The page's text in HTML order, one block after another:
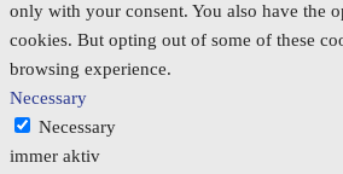
only with your consent. You also have the
cookies. But opting out of some of these
browsing experience.
Necessary
Necessary
immer aktiv